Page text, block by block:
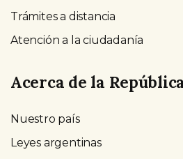
Trámites a distancia
Atención a la ciudadanía
Acerca de la
Nuestro país
Leyes argentinas